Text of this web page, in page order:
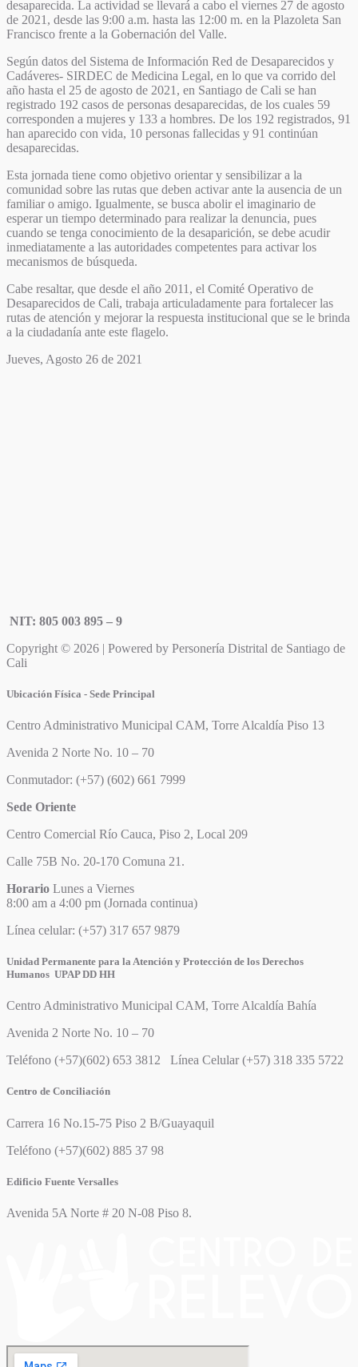
desaparecida. La actividad se llevará a cabo el viernes 27 de agosto
de 2021, desde las 9:00 a.m. hasta las 12:00 m. en la Plazoleta San
Francisco frente a la Gobernación del Valle.
Según datos del Sistema de Información Red de Desaparecidos y
Cadáveres- SIRDEC de Medicina Legal, en lo que va corrido del
año hasta el 25 de agosto de 2021, en Santiago de Cali se han
registrado 192 casos de personas desaparecidas, de los cuales 59
corresponden a mujeres y 133 a hombres. De los 192 registrados, 91
han aparecido con vida, 10 personas fallecidas y 91 continúan
desaparecidas.
Esta jornada tiene como objetivo orientar y sensibilizar a la
comunidad sobre las rutas que deben activar ante la ausencia de un
familiar o amigo. Igualmente, se busca abolir el imaginario de
esperar un tiempo determinado para realizar la denuncia, pues
cuando se tenga conocimiento de la desaparición, se debe acudir
inmediatamente a las autoridades competentes para activar los
mecanismos de búsqueda.
Cabe resaltar, que desde el año 2011, el Comité Operativo de
Desaparecidos de Cali, trabaja articuladamente para fortalecer las
rutas de atención y mejorar la respuesta institucional que se le brinda
a la ciudadanía ante este flagelo.
Jueves, Agosto 26 de 2021
NIT: 805 003 895 – 9
Copyright © 2026 | Powered by Personería Distrital de Santiago de
Cali
Ubicación Física - Sede Principal
Centro Administrativo Municipal CAM, Torre Alcaldía Piso 13
Avenida 2 Norte No. 10 – 70
Conmutador: (+57) (602) 661 7999
Sede Oriente
Centro Comercial Río Cauca, Piso 2, Local 209
Calle 75B No. 20-170 Comuna 21.
Horario Lunes a Viernes
8:00 am a 4:00 pm (Jornada continua)
Línea celular: (+57) 317 657 9879
Unidad Permanente para la Atención y Protección de los Derechos
Humanos UPAP DD HH
Centro Administrativo Municipal CAM, Torre Alcaldía Bahía
Avenida 2 Norte No. 10 – 70
Teléfono (+57)(602) 653 3812 Línea Celular (+57) 318 335 5722
Centro de Conciliación
Carrera 16 No.15-75 Piso 2 B/Guayaquil
Teléfono (+57)(602) 885 37 98
Edificio Fuente Versalles
Avenida 5A Norte # 20 N-08 Piso 8.